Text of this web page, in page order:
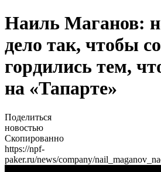
Наиль Маганов:
дело так, чтобы
гордились тем,
на «Тапарте»
Поделиться
новостью
Скопированно
https://npf-
paker.ru/news/company/